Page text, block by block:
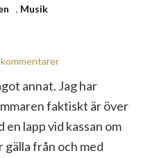
, Musik
annat. Jag har
faktiskt är över
lapp vid kassan om
från och med